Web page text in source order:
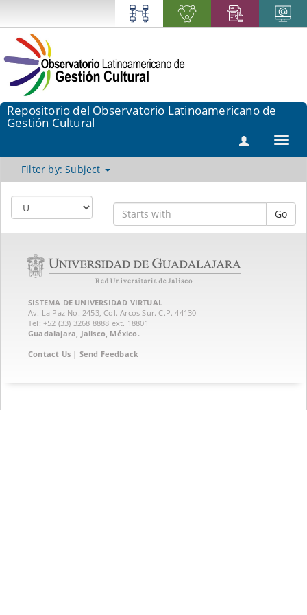
Repositorio del Observatorio Latinoamericano de
Gestión Cultural
Filter by: Subject
Go
SISTEMA DE UNIVERSIDAD VIRTUAL
Av. La Paz No. 2453, Col. Arcos Sur. C.P. 44130
Tel: +52 (33) 3268 8888‏ ext. 18801
Guadalajara, Jalisco, México.
Contact Us | Send Feedback